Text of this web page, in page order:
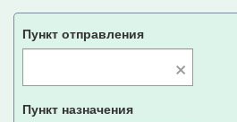
Пункт отправления
×
Пункт назначения